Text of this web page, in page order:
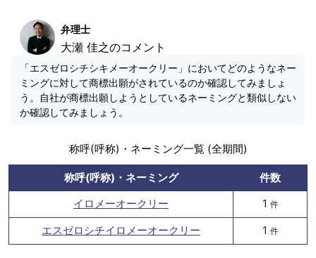
弁理士
大瀬 佳之のコメント
「エスゼロシチシキメーオークリー」においてどのようなネー
ミングに対して商標出願がされているのか確認してみましょ
う。自社が商標出願しようとしているネーミングと類似しない
か確認してみましょう。
称呼(呼称)・ネーミング一覧 (全期間)
称呼(呼称)・ネーミング
件数
イロメーオークリー
1 件
エスゼロシチイロメーオークリー 1 件